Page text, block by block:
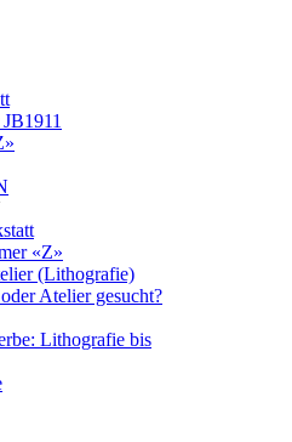
«Z»
(Lithografie)
Atelier gesucht?
Lithografie bis